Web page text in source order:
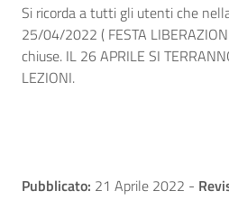
Si ricorda a tutti gli utenti che
25/04/2022 ( FESTA
chiuse. IL 26 APRILE SI
LEZIONI.
Pubblicato: 21 Aprile 2022 -